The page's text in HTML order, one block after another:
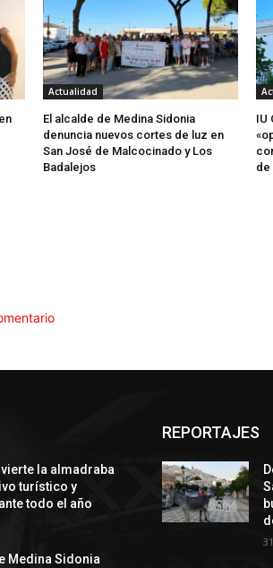
Actualidad
El alcalde de Medina Sidonia
denuncia nuevos cortes de luz en
San José de Malcocinado y Los
Badalejos
IU
de
la almadraba
turístico y
todo el año
Medina Sidonia
REPORTAJES